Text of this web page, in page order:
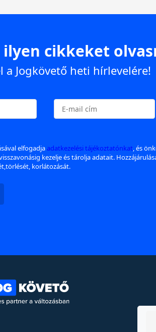
ilyen cikkeket
a Jogkövető heti hírlevelére!
elfogadjaadatkezelési tájékoztatónkat, és
kezelje és tárolja adatait.
korlátozását.